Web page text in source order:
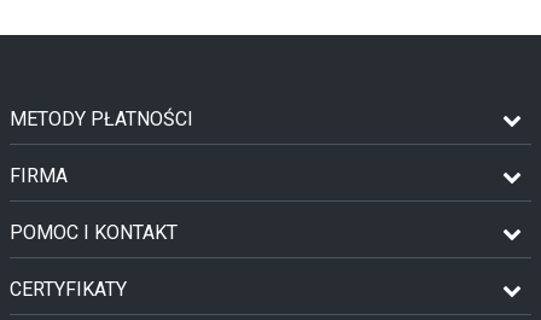
METODY PŁATNOŚCI
FIRMA
POMOC I KONTAKT
CERTYFIKATY